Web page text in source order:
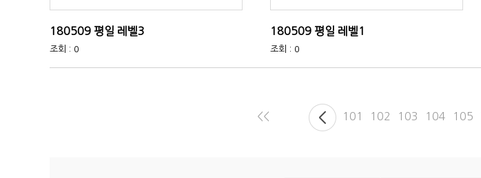
180509 평일 레벨3
조회 : 0
180509 평일 레벨1
조회 : 0
<< 101 102 103 104 105